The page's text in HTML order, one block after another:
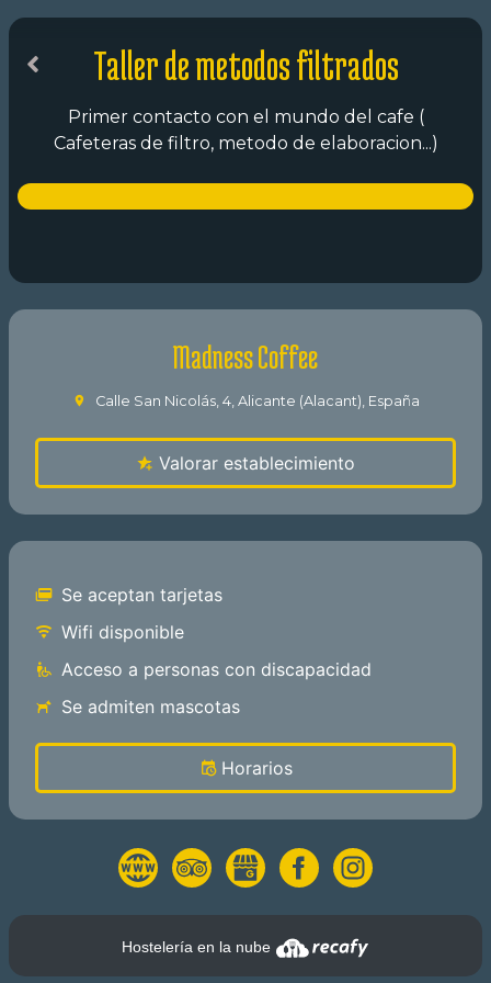
Taller de metodos filtrados
Primer contacto con el mundo del cafe (
Cafeteras de filtro, metodo de elaboracion...)
Madness Coffee
Calle San Nicolás, 4, Alicante (Alacant), España
Valorar establecimiento
Se aceptan tarjetas
Wifi disponible
Acceso a personas con discapacidad
Se admiten mascotas
Horarios
Hostelería en la nube